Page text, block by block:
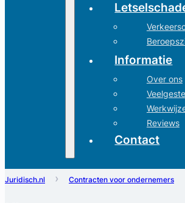
Informatie
Over ons
Reviews
Contact
Juridisch.nl Contracten voor ondernemers